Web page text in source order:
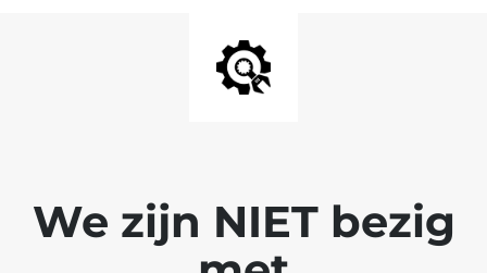
We zijn NIET bezig